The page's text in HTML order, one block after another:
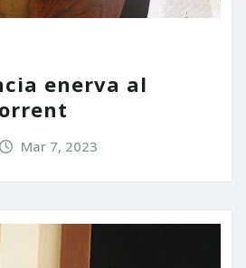
enerva al
Mar 7, 2023